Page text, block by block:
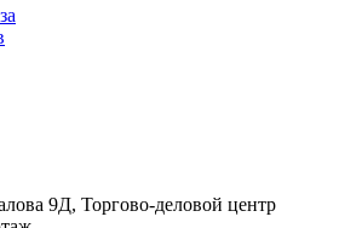
9Д, Торгово-деловой центр